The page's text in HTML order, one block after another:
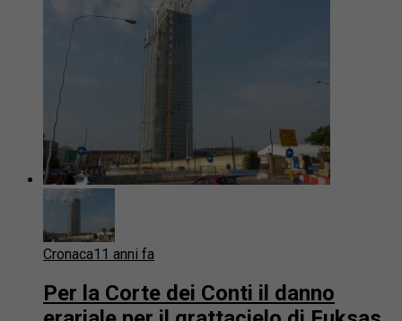
Cronaca11 anni fa
Per la Corte dei Conti il danno